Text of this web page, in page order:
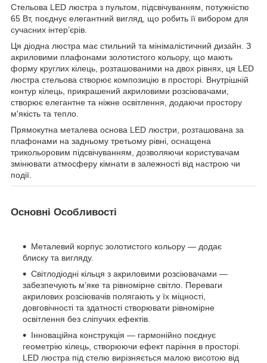
Стельова LED люстра з пультом, підсвічуванням, потужністю
65 Вт, поєднує елегантний вигляд, що робить її вибором для
сучасних інтер’єрів.
Ця діодна люстра має стильний та мінімалістичний дизайн. З
акриловими плафонами золотистого кольору, що мають
форму круглих кілець, розташованими на двох рівнях, ця LED
люстра стельова створює композицію в просторі. Внутрішній
контур кілець, прикрашений акриловими розсіювачами,
створює елегантне та ніжне освітлення, додаючи простору
м'якість та тепло.
Прямокутна металева основа LED люстри, розташована за
плафонами на задньому третьому рівні, оснащена
трикольоровим підсвічуванням, дозволяючи користувачам
змінювати атмосферу кімнати в залежності від настрою чи
події.
Основні Особливості
Металевий корпус золотистого кольору — додає
блиску та вигляду.
Світлодіодні кільця з акриловими розсіювачами —
забезпечують м’яке та рівномірне світло. Переваги
акрилових розсіювачів полягають у їх міцності,
довговічності та здатності створювати рівномірне
освітлення без сліпучих ефектів.
Інноваційна конструкція — гармонійно поєднує
геометрію кілець, створюючи ефект паріння в просторі.
LED люстра під стелю вирізняється малою висотою від